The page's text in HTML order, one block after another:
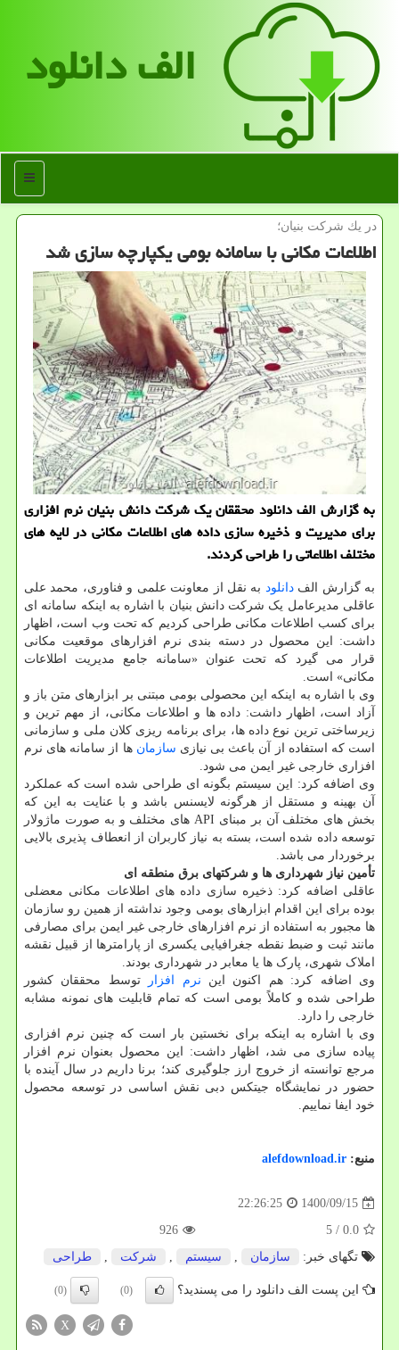
الف دانلود
منو
در یك شركت بنیان؛
اطلاعات مکانی با سامانه بومی یکپارچه سازی شد
به گزارش الف دانلود محققان یک شرکت دانش بنیان نرم افزاری
برای مدیریت و ذخیره سازی داده های اطلاعات مکانی در لایه های
مختلف اطلاعاتی را طراحی کردند.
به گزارش الفدانلود به نقل از معاونت علمی و فناوری، محمد علی
عاقلی مدیرعامل یک شرکت دانش بنیان با اشاره به اینکه سامانه ای
برای کسب اطلاعات مکانی طراحی کردیم که تحت وب است، اظهار
داشت: این محصول در دسته بندی نرم افزارهای موقعیت مکانی
قرار می گیرد که تحت عنوان «سامانه جامع مدیریت اطلاعات
مکانی» است.
وی با اشاره به اینکه این محصولی بومی مبتنی بر ابزارهای متن باز و
آزاد است، اظهار داشت: داده ها و اطلاعات مکانی، از مهم ترین و
زیرساختی ترین نوع داده ها، برای برنامه ریزی کلان ملی و سازمانی
است که استفاده از آن باعث بی نیازی سازمان ها از سامانه های نرم
افزاری خارجی غیر ایمن می شود.
وی اضافه کرد: این سیستم بگونه ای طراحی شده است که عملکرد
آن بهینه و مستقل از هرگونه لایسنس باشد و با عنایت به این که
بخش های مختلف آن بر مبنای API های مختلف و به صورت ماژولار
توسعه داده شده است، بسته به نیاز کاربران از انعطاف پذیری بالایی
برخوردار می باشد.
تأمین نیاز شهرداری ها و شرکتهای برق منطقه ای
عاقلی اضافه کرد: ذخیره سازی داده های اطلاعات مکانی معضلی
بوده برای این اقدام ابزارهای بومی وجود نداشته از همین رو سازمان
ها مجبور به استفاده از نرم افزارهای خارجی غیر ایمن برای مصارفی
مانند ثبت و ضبط نقطه جغرافیایی یکسری از پارامترها از قبیل نقشه
املاک شهری، پارک ها یا معابر در شهرداری بودند.
وی اضافه کرد: هم اکنون این نرم افزار
توسط محققان کشور
طراحی شده و کاملاً بومی است که تمام قابلیت های نمونه مشابه
خارجی را دارد.
وی با اشاره به اینکه برای نخستین بار است که چنین نرم افزاری
پیاده سازی می شد، اظهار داشت: این محصول بعنوان نرم افزار
مرجع توانسته از خروج ارز جلوگیری کند؛ برنا داریم در سال آینده با
حضور در نمایشگاه جیتکس دبی نقش اساسی در توسعه محصول
خود ایفا نماییم.
منبع: alefdownload.ir
1400/09/15
22:26:25
0.0
/ 5
926
تگهای خبر:
سازمان , سیستم , شركت , طراحی
این پست الف دانلود را می پسندید؟ (0)
(0)
X